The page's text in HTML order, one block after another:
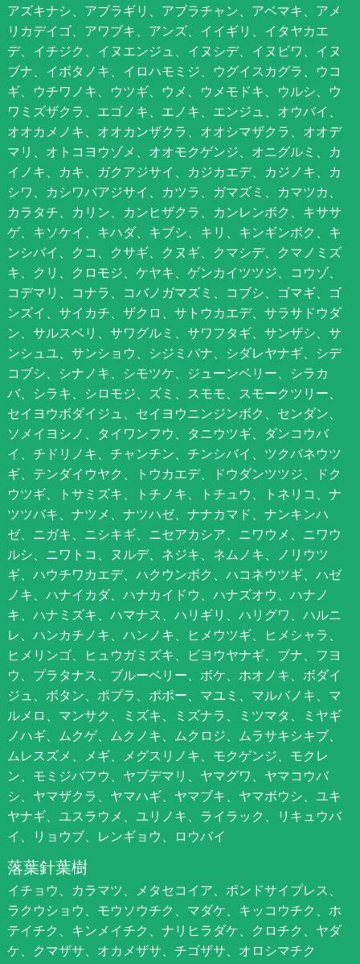
アズキナシ、アブラギリ、アブラチャン、アベマキ、アメ
リカデイゴ、アワブキ、アンズ、イイギリ、イタヤカエ
デ、イチジク、イヌエンジュ、イヌシデ、イヌビワ、イヌ
ブナ、イボタノキ、イロハモミジ、ウグイスカグラ、ウコ
ギ、ウチワノキ、ウツギ、ウメ、ウメモドキ、ウルシ、ウ
ワミズザクラ、エゴノキ、エノキ、エンジュ、オウバイ、
オオカメノキ、オオカンザクラ、オオシマザクラ、オオデ
マリ、オトコヨウゾメ、オオモクゲンジ、オニグルミ、カ
イノキ、カキ、ガクアジサイ、カジカエデ、カジノキ、カ
シワ、カシワバアジサイ、カツラ、ガマズミ、カマツカ、
カラタチ、カリン、カンヒザクラ、カンレンボク、キササ
ゲ、キソケイ、キハダ、キブシ、キリ、キンギンボク、キ
ンシバイ、クコ、クサギ、クヌギ、クマシデ、クマノミズ
キ、クリ、クロモジ、ケヤキ、ゲンカイツツジ、コウゾ、
コデマリ、コナラ、コバノガマズミ、コブシ、ゴマギ、ゴ
ンズイ、サイカチ、ザクロ、サトウカエデ、サラサドウダ
ン、サルスベリ、サワグルミ、サワフタギ、サンザシ、サ
ンシュユ、サンショウ、シジミバナ、シダレヤナギ、シデ
コブシ、シナノキ、シモツケ、ジューンベリー、シラカ
バ、シラキ、シロモジ、ズミ、スモモ、スモークツリー、
セイヨウボダイジュ、セイヨウニンジンボク、センダン、
ソメイヨシノ、タイワンフウ、タニウツギ、ダンコウバ
イ、チドリノキ、チャンチン、チンシバイ、ツクバネウツ
ギ、テンダイウヤク、トウカエデ、ドウダンツツジ、ドク
ウツギ、トサミズキ、トチノキ、トチュウ、トネリコ、ナ
ツツバキ、ナツメ、ナツハゼ、ナナカマド、ナンキンハ
ゼ、ニガキ、ニシキギ、ニセアカシア、ニワウメ、ニワウ
ルシ、ニワトコ、ヌルデ、ネジキ、ネムノキ、ノリウツ
ギ、ハウチワカエデ、ハクウンボク、ハコネウツギ、ハゼ
ノキ、ハナイカダ、ハナカイドウ、ハナズオウ、ハナノ
キ、ハナミズキ、ハマナス、ハリギリ、ハリグワ、ハルニ
レ、ハンカチノキ、ハンノキ、ヒメウツギ、ヒメシャラ、
ヒメリンゴ、ヒュウガミズキ、ビヨウヤナギ、ブナ、フヨ
ウ、プラタナス、ブルーベリー、ボケ、ホオノキ、ボダイ
ジュ、ボタン、ポプラ、ポポー、マユミ、マルバノキ、マ
ルメロ、マンサク、ミズキ、ミズナラ、ミツマタ、ミヤギ
ノハギ、ムクゲ、ムクノキ、ムクロジ、ムラサキシキブ、
ムレスズメ、メギ、メグスリノキ、モクゲンジ、モクレ
ン、モミジバフウ、ヤブデマリ、ヤマグワ、ヤマコウバ
シ、ヤマザクラ、ヤマハギ、ヤマブキ、ヤマボウシ、ユキ
ヤナギ、ユスラウメ、ユリノキ、ライラック、リキュウバ
イ、リョウブ、レンギョウ、ロウバイ
落葉針葉樹
イチョウ、カラマツ、メタセコイア、ポンドサイプレス、
ラクウショウ、モウソウチク、マダケ、キッコウチク、ホ
テイチク、キンメイチク、ナリヒラダケ、クロチク、ヤダ
ケ、クマザサ、オカメザサ、チゴザサ、オロシマチク